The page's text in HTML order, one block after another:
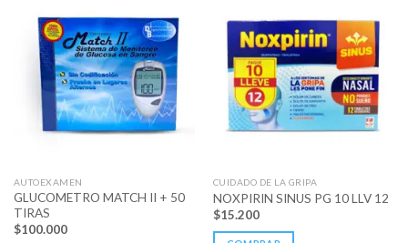
AUTOEXAMEN
GLUCOMETRO MATCH II + 50
TIRAS
$100.000
CUIDADO DE LA GRIPA
NOXPIRIN SINUS PG 10 LLV 12
$15.200